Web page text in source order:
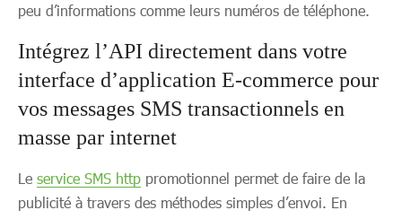
peu d’informations comme leurs numéros de téléphone.
Intégrez l’API directement dans votre
interface d’application E-commerce pour
vos messages SMS transactionnels en
masse par internet
Le service SMS http promotionnel permet de faire de la
publicité à travers des méthodes simples d’envoi. En